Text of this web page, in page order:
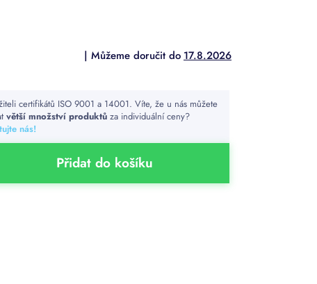
17.8.2026
certifikátů ISO 9001 a 14001. Víte, že u nás můžete
větší množství produktů za individuální ceny?
nás!
Přidat do košíku